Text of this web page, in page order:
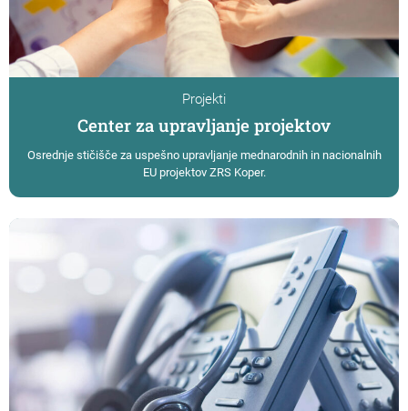
Projekti
Center za upravljanje projektov
Osrednje stičišče za uspešno upravljanje mednarodnih in nacionalnih
EU projektov ZRS Koper.